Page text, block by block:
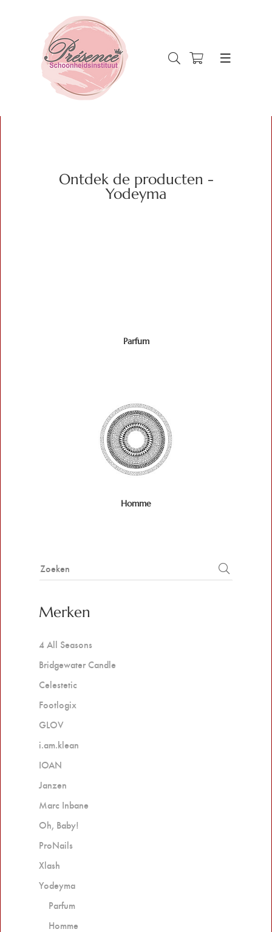
Ontdek de producten -
Yodeyma
Parfum
Homme
Merken
4 All Seasons
Bridgewater Candle
Celestetic
Footlogix
GLOV
i.am.klean
IOAN
Janzen
Marc Inbane
Oh, Baby!
ProNails
Xlash
Yodeyma
Parfum
Homme